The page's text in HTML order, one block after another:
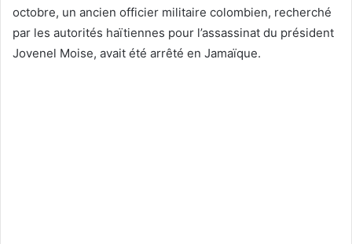
octobre, un ancien officier militaire colombien, recherché
par les autorités haïtiennes pour l’assassinat du président
Jovenel Moise, avait été arrêté en Jamaïque.